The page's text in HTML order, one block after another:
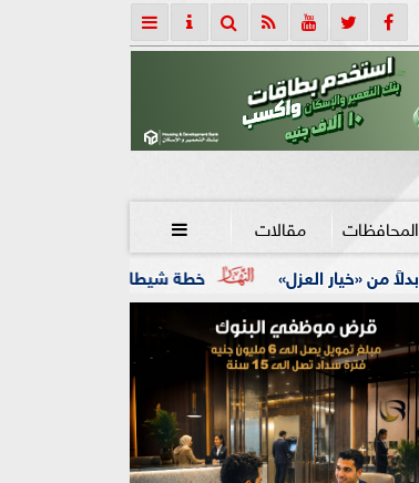
المحافظات مقالات 
خطة شيطانية انتهت في قبضة الأمن.. ضبط 5 متهمين بسرقة 300 ألف جنيه من طبيب بيطري